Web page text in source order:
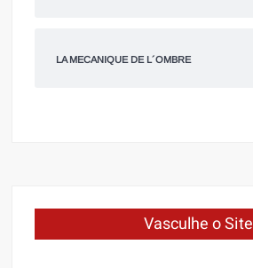
LA MECANIQUE DE L´OMBRE
Vasculhe o Site